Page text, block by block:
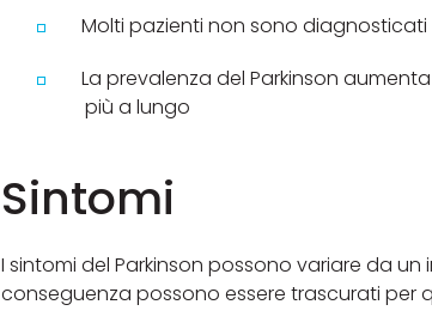
Molti pazienti non sono diagnosticati
La prevalenza del Parkinson
più a lungo
Sintomi
I sintomi del Parkinson possono variare da
conseguenza possono essere trascurati per